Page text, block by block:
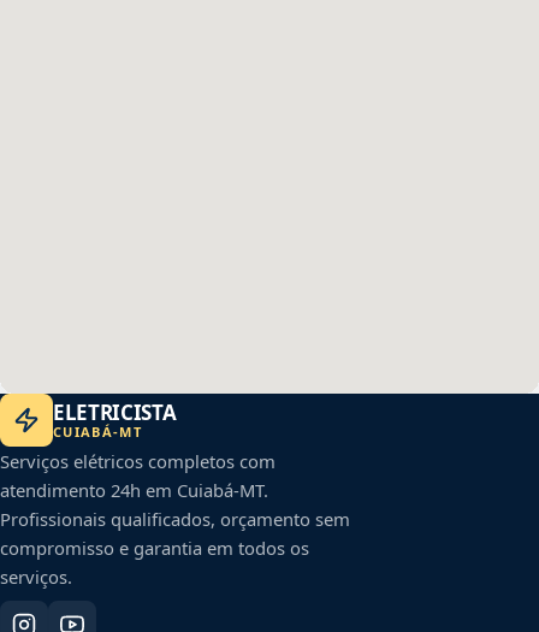
ELETRICISTA
CUIABÁ-MT
Serviços elétricos completos com
atendimento 24h em Cuiabá-MT.
Profissionais qualificados, orçamento sem
compromisso e garantia em todos os
serviços.